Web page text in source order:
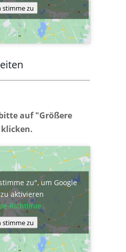
stimme zu
auf "Größere
zu", um Google
aktivieren
Richtlinie
stimme zu